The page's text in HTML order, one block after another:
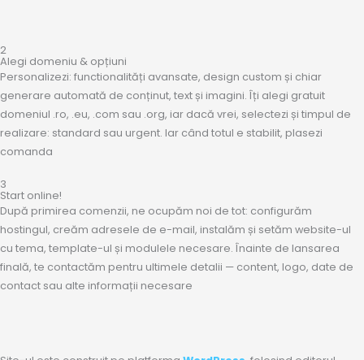
2
Alegi domeniu & opțiuni
Personalizezi: functionalități avansate, design custom și chiar
generare automată de conținut, text și imagini. Îți alegi gratuit
domeniul .ro, .eu, .com sau .org, iar dacă vrei, selectezi și timpul de
realizare: standard sau urgent. Iar când totul e stabilit, plasezi
comanda
3
Start online!
După primirea comenzii, ne ocupăm noi de tot: configurăm
hostingul, creăm adresele de e-mail, instalăm și setăm website-ul
cu tema, template-ul și modulele necesare. Înainte de lansarea
finală, te contactăm pentru ultimele detalii — content, logo, date de
contact sau alte informații necesare